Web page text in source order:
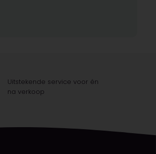
Uitstekende service voor én
na verkoop